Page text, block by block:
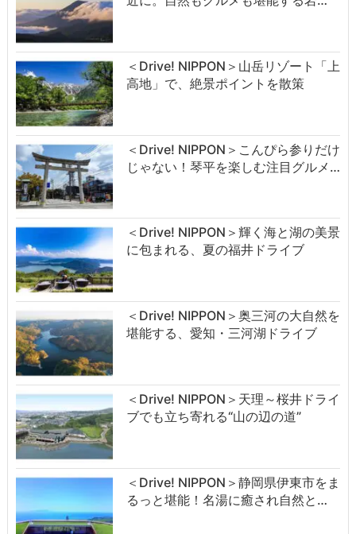
＜Drive! NIPPON＞山岳リゾート「上
高地」で、絶景ポイントを散策
＜Drive! NIPPON＞こんぴら参りだけ
じゃない！琴平を楽しむ注目グルメ…
＜Drive! NIPPON＞輝く海と湖の美景
に包まれる、夏の福井ドライブ
＜Drive! NIPPON＞奥三河の大自然を
堪能する、愛知・三河湖ドライブ
＜Drive! NIPPON＞天理～桜井ドライ
ブでも立ち寄れる“山の辺の道”
＜Drive! NIPPON＞静岡県伊東市をま
るっと堪能！名湯に癒され自然と…